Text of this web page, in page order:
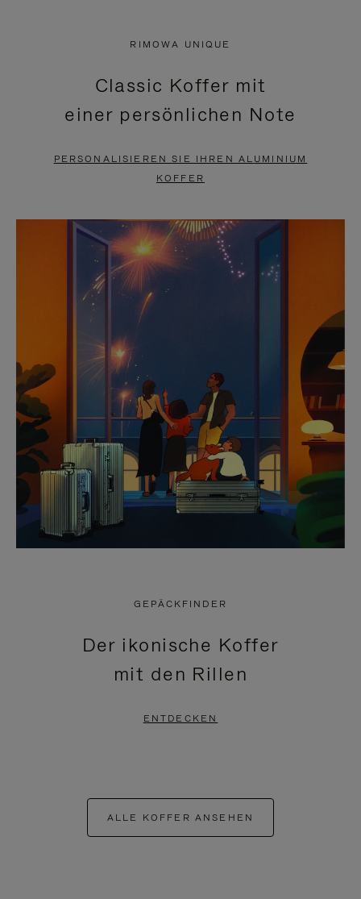
PAUSIERT,
BITTE
DRÜCKEN
ANZUHALTEN
KLICKEN
SIE
ZUM
AUFHEBEN
STUMMSCHALTUNG
RIMOWA UNIQUE
Classic Koffer mit
einer persönlichen Note
PERSONALISIEREN SIE IHREN ALUMINIUM
KOFFER
GEPÄCKFINDER
Der ikonische Koffer
mit den Rillen
ENTDECKEN
ALLE KOFFER ANSEHEN